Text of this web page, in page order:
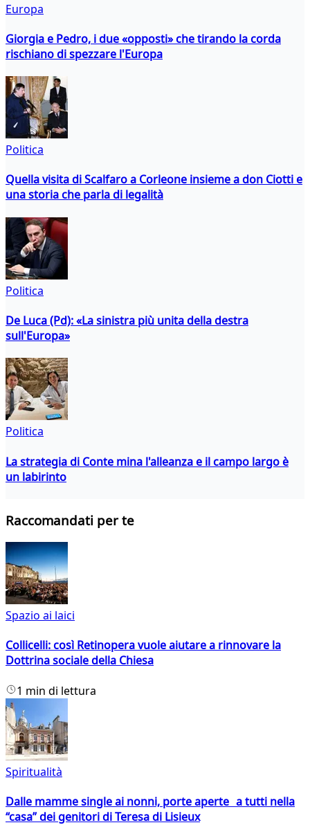
Europa
Giorgia e Pedro, i due «opposti» che tirando la corda
rischiano di spezzare l'Europa
Politica
Quella visita di Scalfaro a Corleone insieme a don Ciotti e
una storia che parla di legalità
Politica
De Luca (Pd): «La sinistra più unita della destra
sull'Europa»
Politica
La strategia di Conte mina l'alleanza e il campo largo è
un labirinto
Raccomandati per te
Spazio ai laici
Collicelli: così Retinopera vuole aiutare a rinnovare la
Dottrina sociale della Chiesa
1 min di lettura
Spiritualità
Dalle mamme single ai nonni, porte aperte a tutti nella
“casa” dei genitori di Teresa di Lisieux